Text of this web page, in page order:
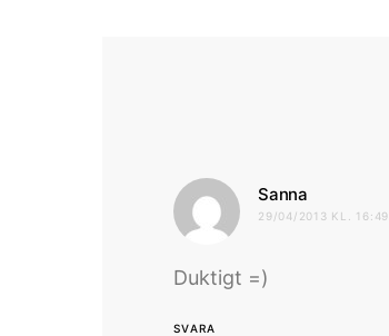
Sanna
29/04/2013 KL. 16:49
Duktigt =)
SVARA